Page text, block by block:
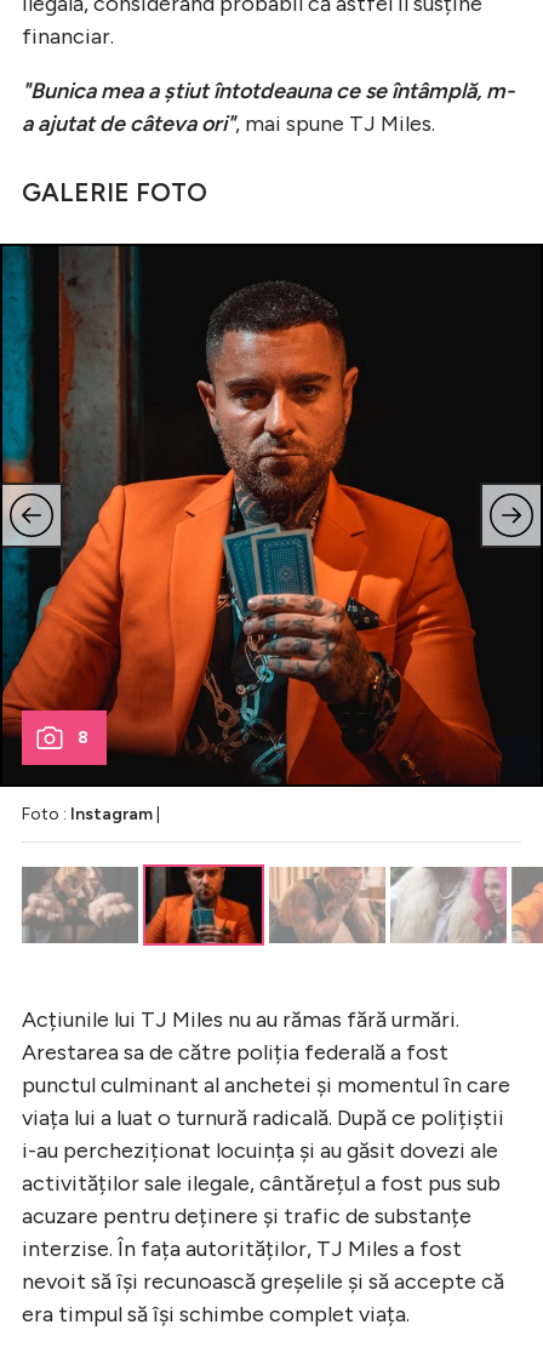
financiar.
"Bunica mea a știut întotdeauna ce se întâmplă, m-
a ajutat de câteva ori", mai spune TJ Miles.
GALERIE FOTO
8
Foto : Instagram
Acțiunile lui TJ Miles nu au rămas fără urmări.
Arestarea sa de către poliția federală a fost
punctul culminant al anchetei și momentul în care
viața lui a luat o turnură radicală. După ce polițiștii
i-au percheziționat locuința și au găsit dovezi ale
activităților sale ilegale, cântărețul a fost pus sub
acuzare pentru deținere și trafic de substanțe
interzise. În fața autorităților, TJ Miles a fost
nevoit să își recunoască greșelile și să accepte că
era timpul să își schimbe complet viața.